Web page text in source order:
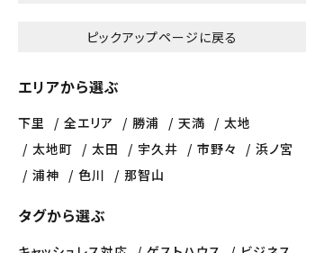
ピックアップページに戻る
エリアから選ぶ
下里 全エリア 勝浦 天満
太地
太地町
太田 宇久井 市野々
浜ノ宮
浦神
色川 那智山
タグから選ぶ